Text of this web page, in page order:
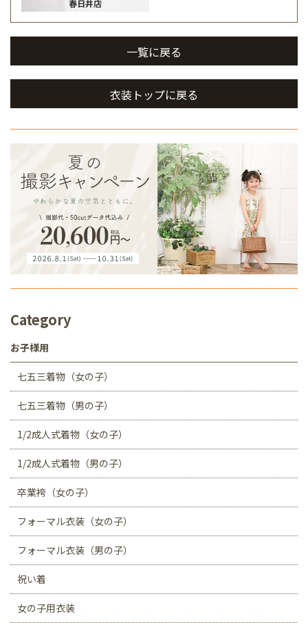
春日井店
一覧に戻る
衣装トップに戻る
Category
お子様用
七五三着物（女の子）
七五三着物（男の子）
1/2成人式着物（女の子）
1/2成人式着物（男の子）
卒業袴（女の子）
フォーマル衣装（女の子）
フォーマル衣装（男の子）
祝い着
女の子用衣装